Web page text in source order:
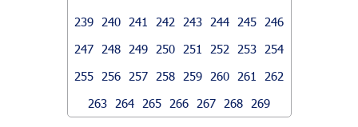
239
240 241 242 243 244 245
246
247
248 249 250 251 252 253
254
255
256 257 258 259 260 261
262
263
264 265 266 267 268 269